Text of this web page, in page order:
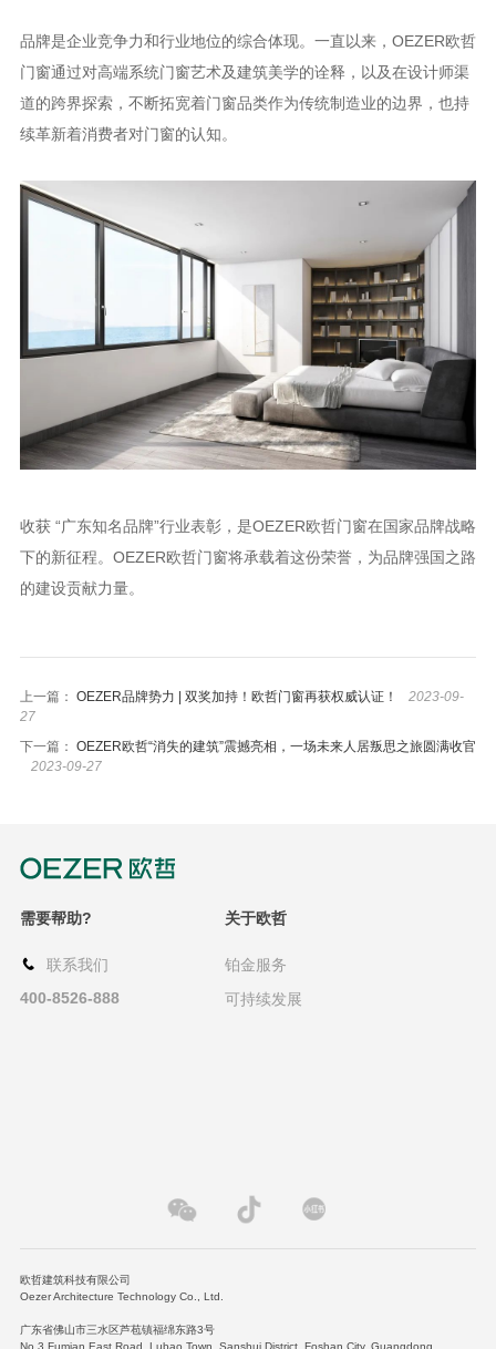
品牌是企业竞争力和行业地位的综合体现。一直以来，OEZER欧哲
门窗通过对高端系统门窗艺术及建筑美学的诠释，以及在设计师渠
道的跨界探索，不断拓宽着门窗品类作为传统制造业的边界，也持
续革新着消费者对门窗的认知。
收获 “广东知名品牌”行业表彰，是OEZER欧哲门窗在国家品牌战略
下的新征程。OEZER欧哲门窗将承载着这份荣誉，为品牌强国之路
的建设贡献力量。
上一篇： OEZER品牌势力 | 双奖加持！欧哲门窗再获权威认证！
2023-09-
27
下一篇： OEZER欧哲“消失的建筑”震撼亮相，一场未来人居叛思之旅圆满收官
2023-09-27
需要帮助?
联系我们
400-8526-888
关于欧哲
铂金服务
可持续发展
欧哲建筑科技有限公司
Oezer Architecture Technology Co., Ltd.
广东省佛山市三水区芦苞镇福绵东路3号
No.3 Fumian East Road, Lubao Town, Sanshui District, Foshan City, Guangdong